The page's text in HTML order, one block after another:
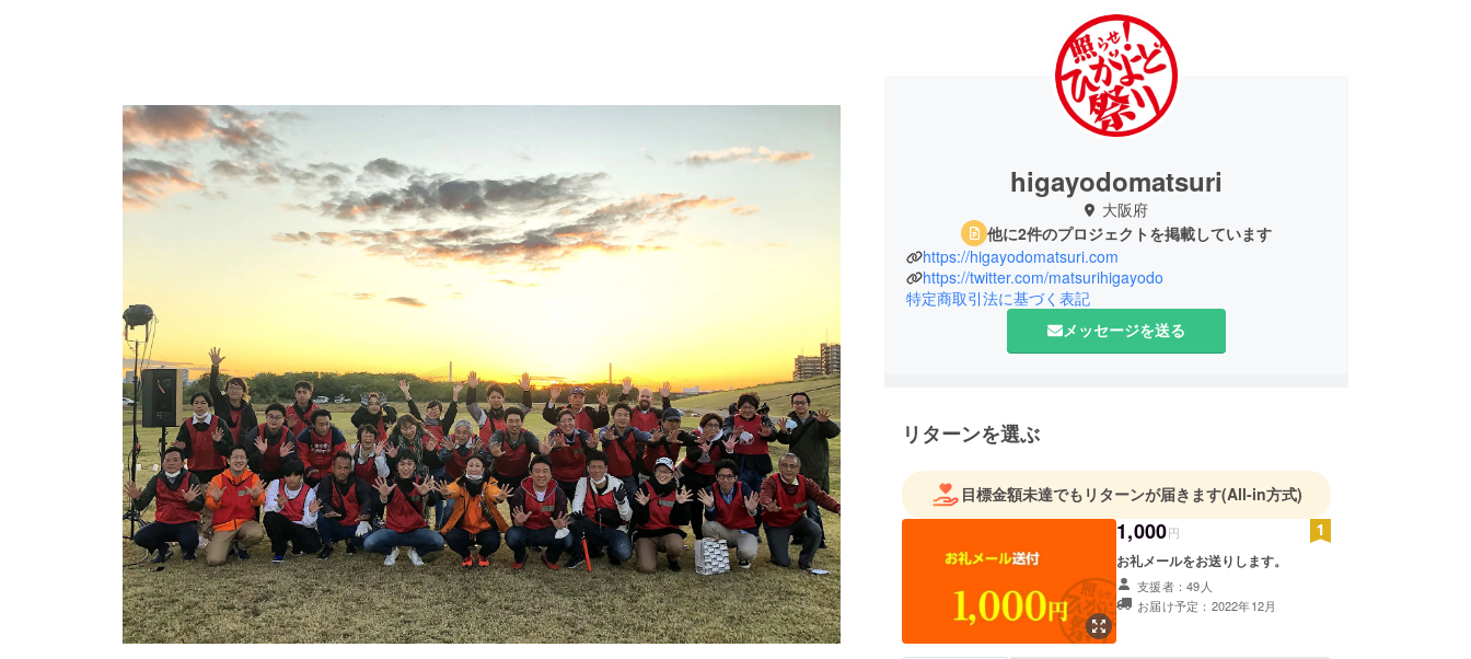
higayodomatsuri
大阪府
他に2件のプロジェクトを掲載しています
https://higayodomatsuri.com
https://twitter.com/matsurihigayodo
特定商取引法に基づく表記
メッセージを送る
リターンを選ぶ
目標金額未達でもリターンが届きます(All-in方式)
1,000円
お礼メールをお送りします。
支援者：49人
お届け予定：2022年12月